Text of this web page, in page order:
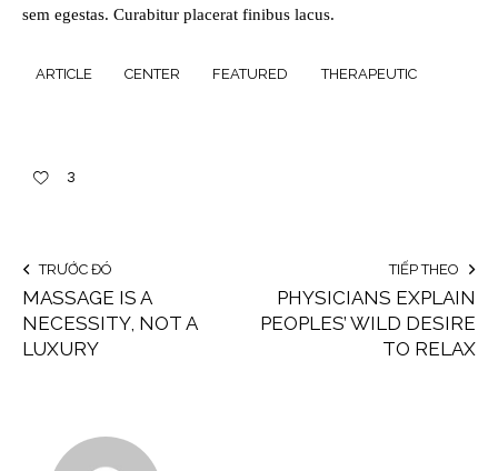
sem egestas. Curabitur placerat finibus lacus.
ARTICLE CENTER FEATURED THERAPEUTIC
3
TRƯỚC ĐÓ
MASSAGE IS A
NECESSITY, NOT A
LUXURY
TIẾP THEO
PHYSICIANS EXPLAIN
PEOPLES’ WILD DESIRE
TO RELAX